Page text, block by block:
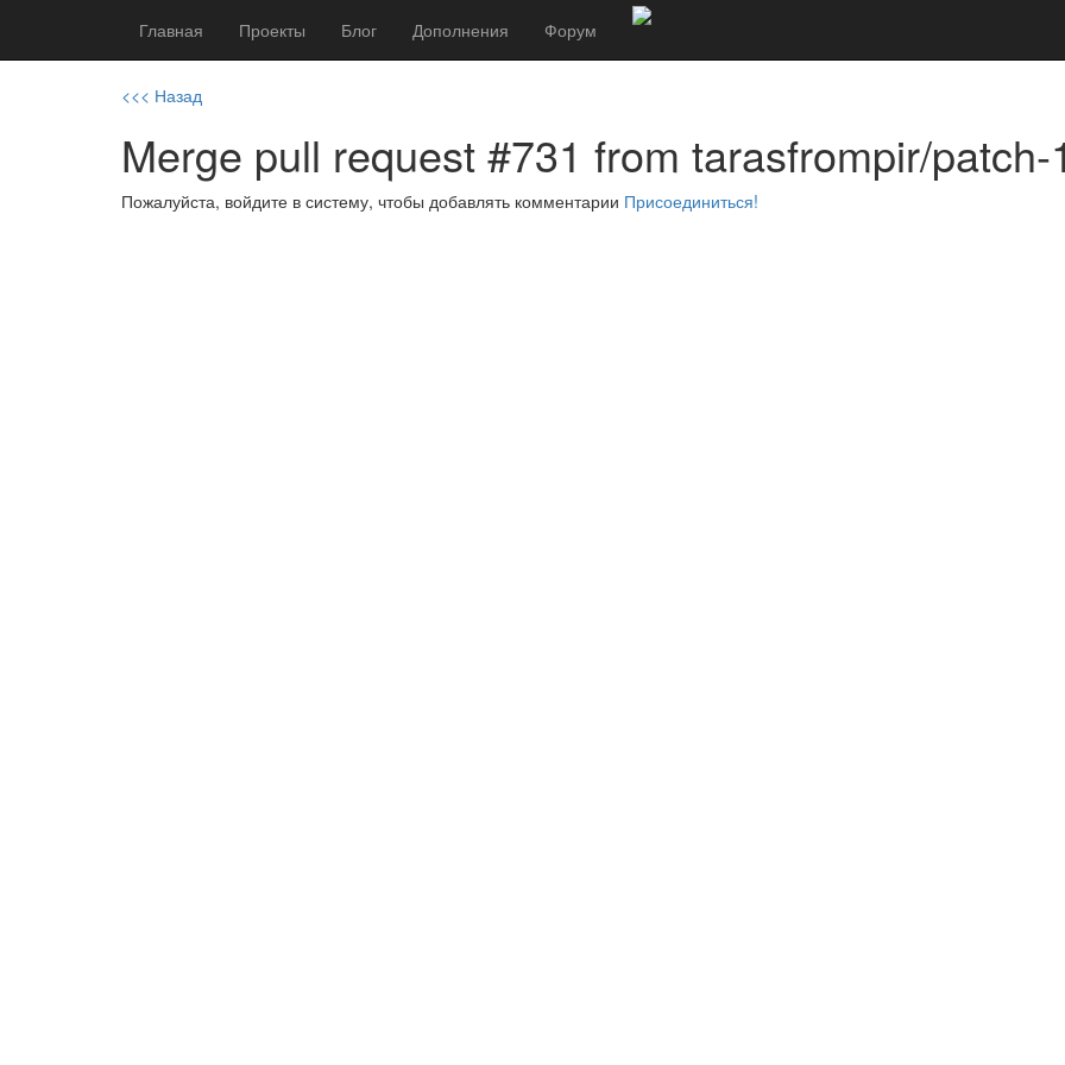
Главная Проекты Блог Дополнения Форум
<<< Назад
Merge pull request #731 from tarasfrompir/patch-
Пожалуйста, войдите в систему, чтобы добавлять комментарии Присоединиться!